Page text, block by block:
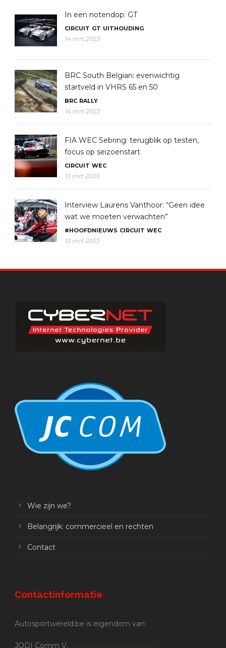
In een notendop: GT
CIRCUIT GT UITHOUDING
14 mrt 2023
BRC South Belgian: evenwichtig
startveld in VHRS 65 en 50
BRC RALLY
14 mrt 2023
FIA WEC Sebring: terugblik op testen,
focus op seizoenstart
CIRCUIT WEC
13 mrt 2023
Interview Laurens Vanthoor: “Geen idee
wat we moeten verwachten”
#HOOFDNIEUWS CIRCUIT WEC
13 mrt 2023
Wie zijn we?
Belangrijk: commercieel en rechten
Contact
Contactinformatie
Autosportwereld.be is eigendom van:
JODI Comm V.